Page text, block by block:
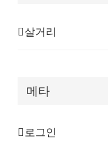
살거리
메타
로그인